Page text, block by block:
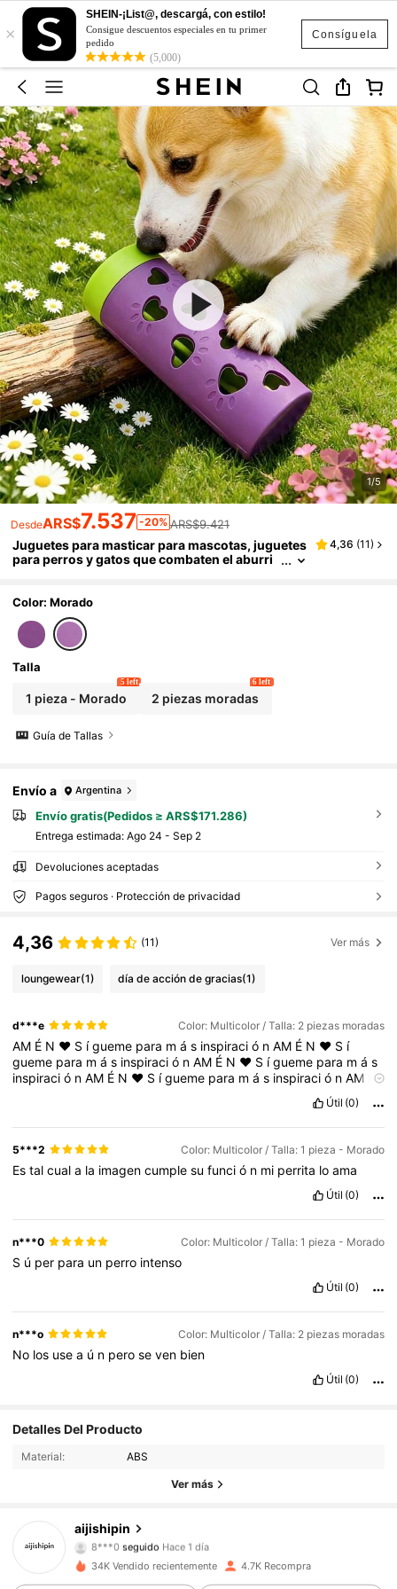
Consíguela
×
SHEIN-¡List@, descargá, con estilo!
Consigue descuentos especiales en tu primer
pedido
(5,000)
1/5
DesdeARS$7.537 -20% ARS$9.421
Juguetes para masticar para mascotas, juguetes
para perros y gatos que combaten el aburri
4,36 (11)
Color: Morado
Talla
1 pieza - Morado
5 left
2 piezas moradas
6 left
Guía de Tallas
Envío a Argentina
Envío gratis(Pedidos ≥ ARS$171.286)
Entrega estimada: Ago 24 - Sep 2
Devoluciones aceptadas
Pagos seguros · Protección de privacidad
4,36 (11) Ver más
loungewear(1) día de acción de gracias(1)
d***e Color: Multicolor / Talla: 2 piezas moradas
AM É N ❤ S ígueme para más inspiració nAM É N ❤ S í
gueme para más inspiració nAM É N ❤ S ígueme para más
inspiració nAM É N ❤ S ígueme para más inspiració nAM
É
gueme
más
inspiraciónAMÉN❤SíguemeparamásinspiraciónAMÉ
í guemepara
Útil (0)
5***2 Color: Multicolor / Talla: 1 pieza - Morado
Estalcuala la imagencumplesufunció n mi perrita loama
Útil (0)
n***0 Color: Multicolor / Talla: 1 pieza - Morado
S ú per para un perro intenso
Útil (0)
n***o Color: Multicolor / Talla: 2 piezas moradas
No los usea ú n peroseven bien
Útil (0)
Detalles Del Producto
Material: ABS
Ver más
aijishipin
743 Seguidores
8***0seguido
4,89
743 Seguidores
34K Vendido recientemente 4.7K Recompra